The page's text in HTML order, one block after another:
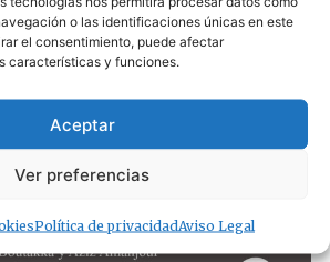
o las identificaciones únicas en este
el consentimiento, puede afectar
características y funciones.
Aceptar
Ver preferencias
Política de privacidadAviso Legal
La Zarzuela acoge la «Trail
la Infantería de Marina